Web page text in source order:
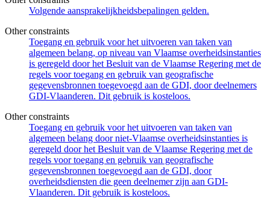
Volgende aansprakelijkheidsbepalingen gelden.
Other constraints
Toegang en gebruik voor het uitvoeren van taken van
algemeen belang, op niveau van Vlaamse overheidsinstanties
is geregeld door het Besluit van de Vlaamse Regering met de
regels voor toegang en gebruik van geografische
gegevensbronnen toegevoegd aan de GDI, door deelnemers
GDI-Vlaanderen. Dit gebruik is kosteloos.
Other constraints
Toegang en gebruik voor het uitvoeren van taken van
algemeen belang door niet-Vlaamse overheidsinstanties is
geregeld door het Besluit van de Vlaamse Regering met de
regels voor toegang en gebruik van geografische
gegevensbronnen toegevoegd aan de GDI, door
overheidsdiensten die geen deelnemer zijn aan GDI-
Vlaanderen. Dit gebruik is kosteloos.